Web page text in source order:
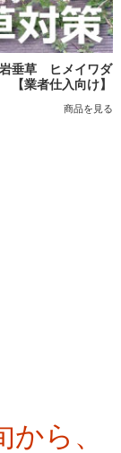
垂草 ヒメイワダ
業者仕入向け】
商品を見る
ら、